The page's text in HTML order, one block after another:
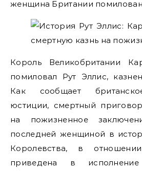
женщина Британии
Король Великобритании
помиловал Рут Эллис,
Как сообщает
юстиции, смертный
на пожизненное
последней женщиной в
Королевства, в
приведена в